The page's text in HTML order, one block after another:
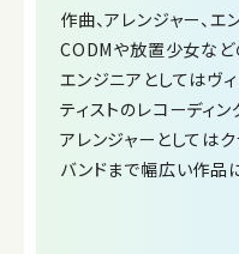
作曲、アレンジャー、
CODMや放置少女な
エンジニアとしてはヴ
ティストのレコーディン
アレンジャーとしては
バンドまで幅広い作品